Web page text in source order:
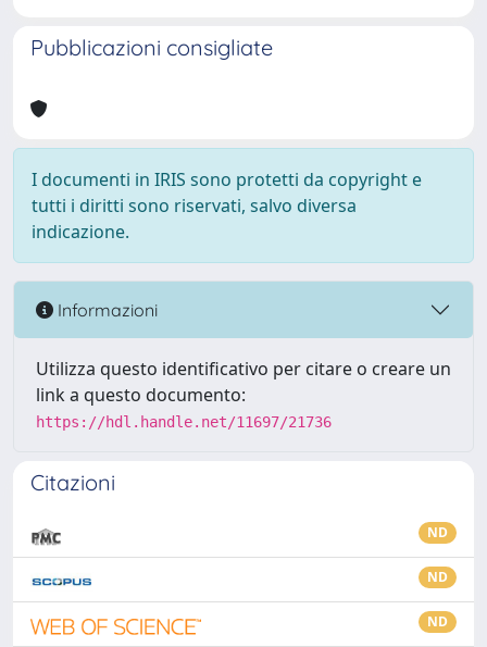
Pubblicazioni consigliate
I documenti in IRIS sono protetti da copyright e
tutti i diritti sono riservati, salvo diversa
indicazione.
Informazioni
Utilizza questo identificativo per citare o creare un
link a questo documento:
https://hdl.handle.net/11697/21736
Citazioni
ND
ND
ND